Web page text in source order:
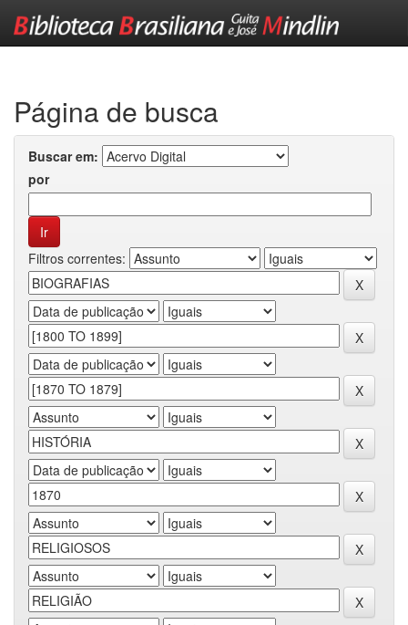
Página de busca
Buscar em:
por
Filtros correntes: